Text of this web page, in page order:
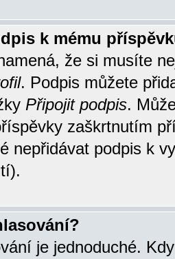
k mému
že si musíte
. Podpis můžete
Připojit podpis.
zaškrtnutím
nepřidávat podpis k
je jednoduché.